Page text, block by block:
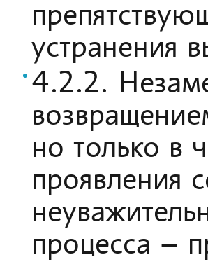
устранения
4.2.2.
но только в
проявления
процесса –